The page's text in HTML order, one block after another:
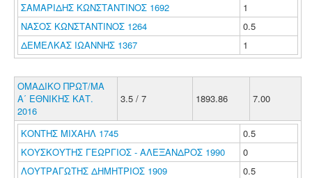
ΣΑΜΑΡΙΔΗΣ ΚΩΝΣΤΑΝΤΙΝΟΣ 1692
1
ΝΑΣΟΣ ΚΩΝΣΤΑΝΤΙΝΟΣ 1264
0.5
ΔΕΜΕΛΚΑΣ ΙΩΑΝΝΗΣ 1367
1
ΟΜΑΔΙΚΟ ΠΡΩΤ/ΜΑ
Α΄ ΕΘΝΙΚΗΣ ΚΑΤ.
2016
3.5 / 7 1893.86 7.00
ΚΟΝΤΗΣ ΜΙΧΑΗΛ 1745
0.5
ΚΟΥΣΚΟΥΤΗΣ ΓΕΩΡΓΙΟΣ - ΑΛΕΞΑΝΔΡΟΣ 1990
0
ΛΟΥΤΡΑΓΩΤΗΣ ΔΗΜΗΤΡΙΟΣ 1909
0.5